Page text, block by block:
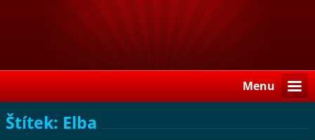
Menu
Štítek: Elba